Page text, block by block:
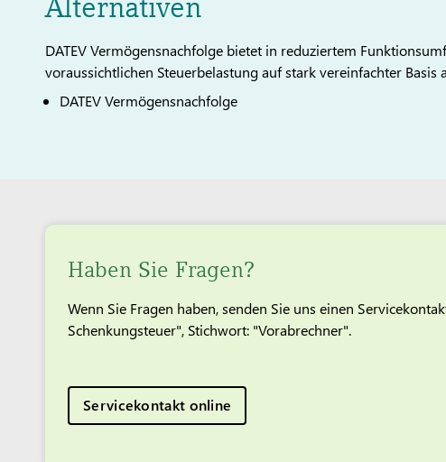
Alternativen
DATEV Vermögensnachfolge bietet in reduziertem
voraussichtlichen Steuerbelastung auf stark vereinfachter Basis
DATEV Vermögensnachfolge
Haben Sie Fragen?
Wenn Sie Fragen haben, senden Sie uns einen
Schenkungsteuer", Stichwort: "Vorabrechner".
Servicekontakt online